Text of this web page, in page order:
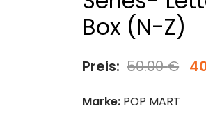
Box (N-Z)
Preis:50.00€
Marke: POP MART